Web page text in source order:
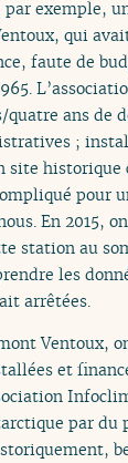
exemple,
qui
faute de
ans de
;
site historique
pour
En 2015,
station au
les
arrêtées.
Ventoux,
et
par du